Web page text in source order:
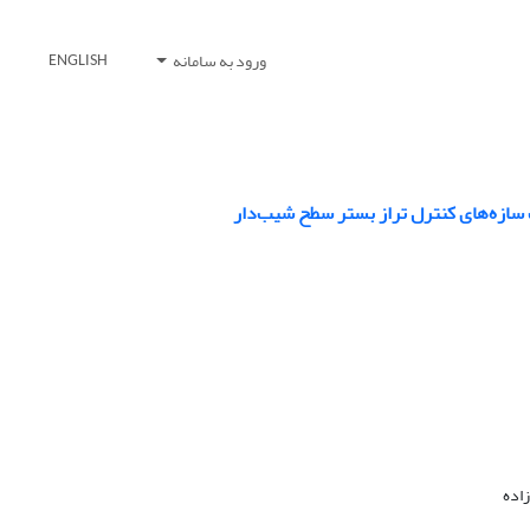
ورود به سامانه ENGLISH
سازه‌های کنترل تراز بستر سطح شیب‌دار